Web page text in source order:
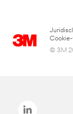
Cookie-
© 3M